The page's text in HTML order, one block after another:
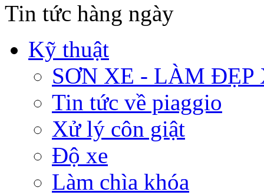
Tin tức hàng ngày
Kỹ thuật
SƠN XE - LÀM ĐẸP
Tin tức về piaggio
Xử lý côn giật
Độ xe
Làm chìa khóa